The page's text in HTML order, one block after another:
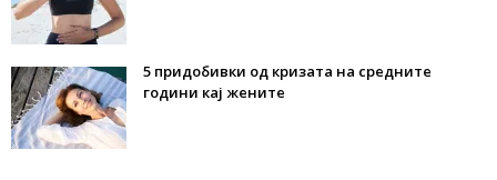
5 придобивки од кризата на средните
години кај жените